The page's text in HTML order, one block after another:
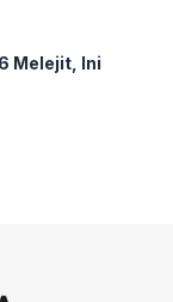
Melejit, Ini